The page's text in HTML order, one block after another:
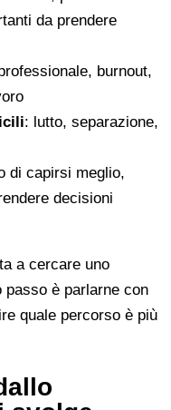
da prendere
burnout,
: lutto, separazione,
di capirsi meglio,
decisioni
a cercare uno
passo è parlarne con
quale percorso è più